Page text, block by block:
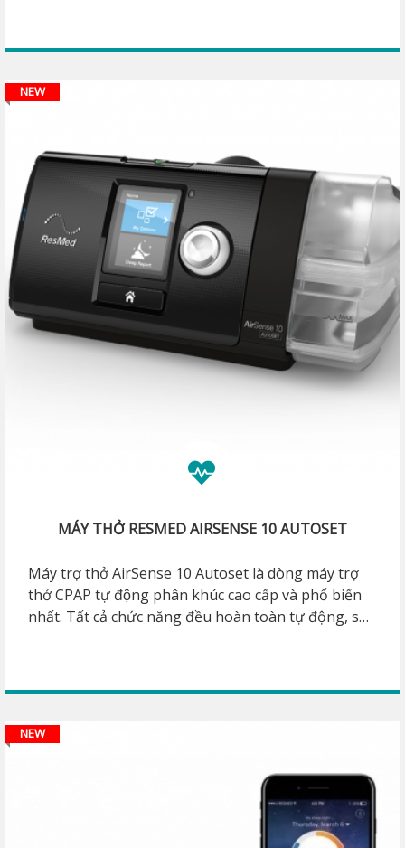
NEW
MÁY THỞ RESMED AIRSENSE 10 AUTOSET
Máy trợ thở AirSense 10 Autoset là dòng máy trợ
thở CPAP tự động phân khúc cao cấp và phổ biến
nhất. Tất cả chức năng đều hoàn toàn tự động, sử
NEW